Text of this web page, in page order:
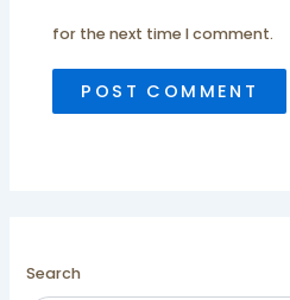
for the next time I comment.
Search